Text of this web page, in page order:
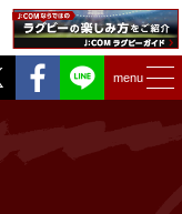
Twitter
Facebook
menu